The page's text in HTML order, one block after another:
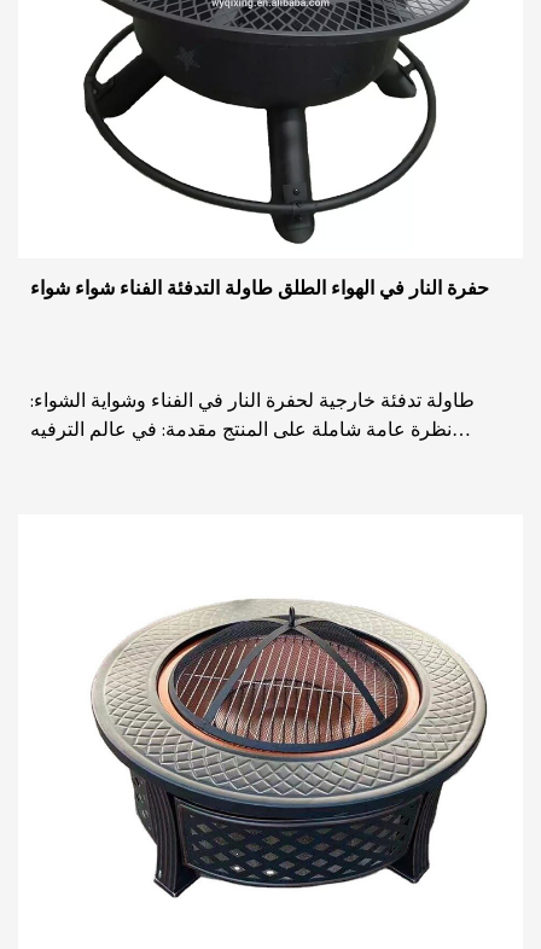
حفرة النار في الهواء الطلق طاولة التدفئة الفناء شواء شواء
طاولة تدفئة خارجية لحفرة النار في الفناء وشواية الشواء:
نظرة عامة شاملة على المنتج مقدمة: في عالم الترفيه